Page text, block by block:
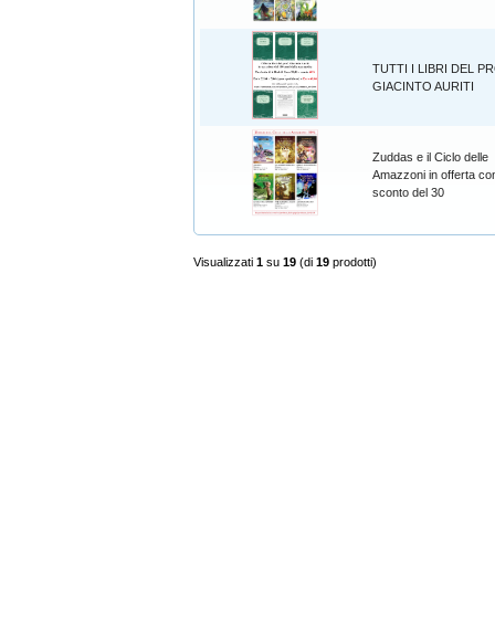
TUTTI I LIBRI DEL
GIACINTO AURITI
Zuddas e il Ciclo delle
Amazzoni in offerta
sconto del 30
Visualizzati 1 su 19 (di 19 prodotti)